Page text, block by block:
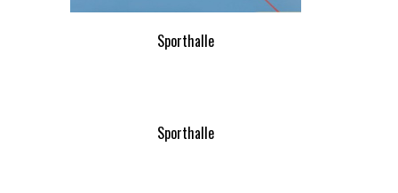
Sporthalle
Sporthalle